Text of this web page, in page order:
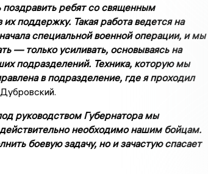
ребят со священным
поддержку. Такая работа ведется на
специальной военной операции, и мы
— только усиливать, основываясь на
подразделений. Техника, которую мы
в подразделение, где я проходил
руководством Губернатора мы
необходимо нашим бойцам.
боевую задачу, но и зачастую спасает